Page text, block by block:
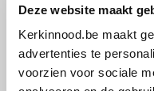
Deze website maakt
Kerkinnood.be maakt
advertenties te
voorzien voor sociale